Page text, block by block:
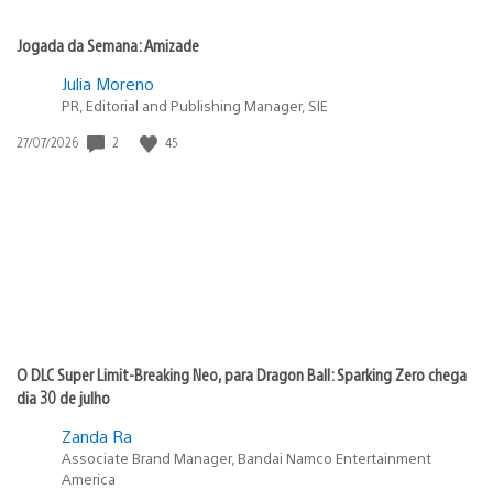
Jogada da Semana: Amizade
Julia Moreno
PR, Editorial and Publishing Manager, SIE
Data
27/07/2026 2 45
O DLC Super Limit-Breaking Neo, para Dragon Ball: Sparking Zero chega
dia 30 de julho
Zanda Ra
Associate Brand Manager, Bandai Namco Entertainment
America